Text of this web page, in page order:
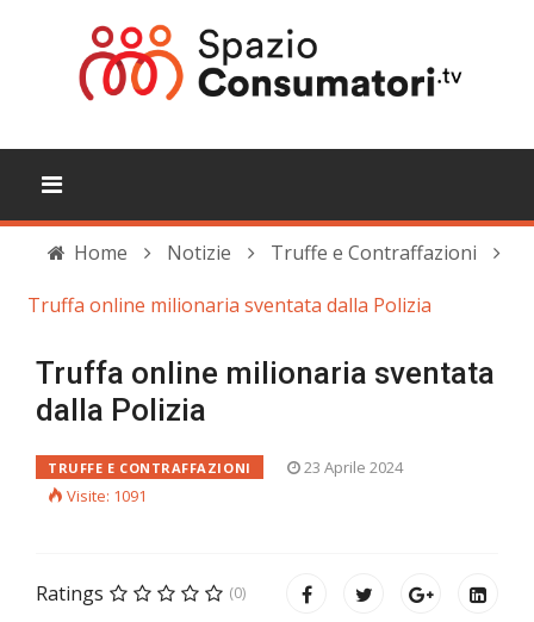
Home Notizie
Truffe e Contraffazioni
Truffa online milionaria sventata dalla Polizia
Truffa online milionaria sventata
dalla Polizia
TRUFFE E CONTRAFFAZIONI
23 Aprile 2024
Visite: 1091
Ratings (0)